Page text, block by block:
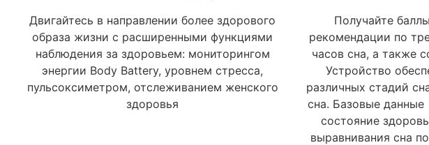
Двигайтесь в направлении более здорового
образа жизни с расширенными функциями
наблюдения за здоровьем: мониторингом
энергии Body Battery, уровнем стресса,
пульсоксиметром, отслеживанием женского
здоровья
Получайте
рекомендации по
часов сна, а также
Устройство
различных стадий
сна. Базовые
состояние
выравнивания сна